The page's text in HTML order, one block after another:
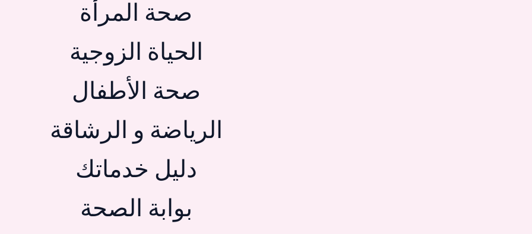
صحة المرأة
الحياة الزوجية
صحة الأطفال
الرياضة و الرشاقة
دليل خدماتك
بوابة الصحة